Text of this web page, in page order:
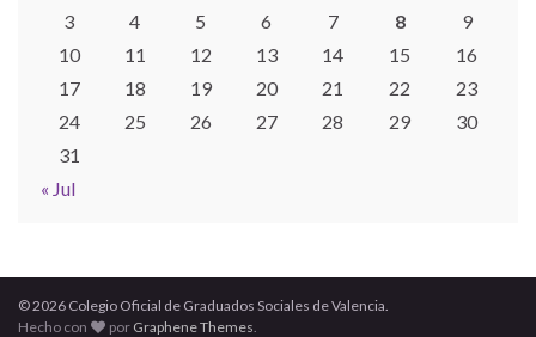
« Jul
3
4 5 6 7 8
9
10
11 12 13 14 15
16
17
18 19 20 21 22
23
24
25 26 27 28 29
30
31
© 2026 Colegio Oficial de Graduados Sociales de Valencia.
Hecho con
por Graphene Themes